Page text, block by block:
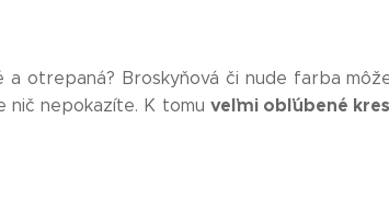
a otrepaná? Broskyňová či nude farba
nič nepokazíte. K tomu veľmi obľúbené